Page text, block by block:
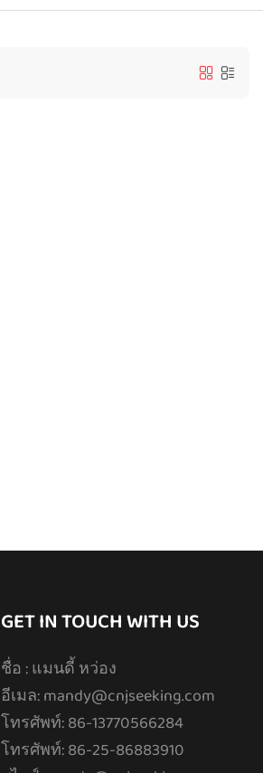
GET IN TOUCH WITH US
ชื่อ : แมนดี้ หว่อง
อีเมล:mandy@cnjseeking.com
โทรศัพท์: 86-13770566284
โทรศัพท์: 86-25-86883910